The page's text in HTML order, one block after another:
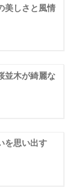
美しさと風情
並木が綺麗な
を思い出す